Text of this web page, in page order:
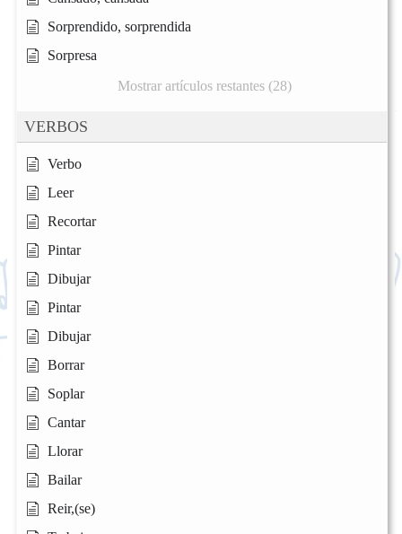
Sorprendido, sorprendida
Sorpresa
Mostrar artículos restantes (28)
VERBOS
Verbo
Leer
Recortar
Pintar
Dibujar
Pintar
Dibujar
Borrar
Soplar
Cantar
Llorar
Bailar
Reir,(se)